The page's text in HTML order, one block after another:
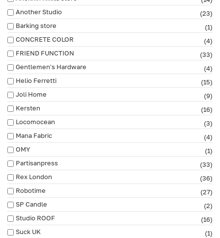
Another Studio
(23)
Barking store
(1)
CONCRETE COLOR
(4)
FRIEND FUNCTION
(33)
Gentlemen's Hardware
(4)
Helio Ferretti
(15)
Joli Home
(9)
Kersten
(16)
Locomocean
(3)
Mana Fabric
(4)
OMY
(1)
Partisanpress
(33)
Rex London
(36)
Robotime
(27)
SP Candle
(2)
Studio ROOF
(16)
Suck UK
(1)